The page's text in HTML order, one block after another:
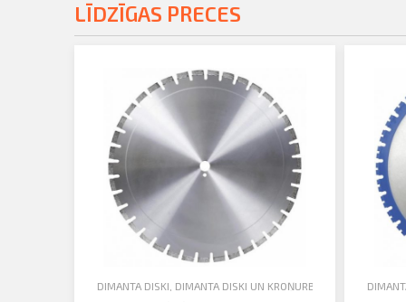
LĪDZĪGAS PRECES
DIMANTA DISKI DIMANTA DISKI UN KROŅURBJI JAUNA TEHNIKA